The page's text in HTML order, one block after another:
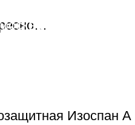
и М.О. От 500
Изоспан A